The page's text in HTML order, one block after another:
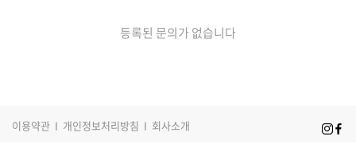
등록된 문의가 없습니다
이용약관 I 개인정보처리방침 I 회사소개